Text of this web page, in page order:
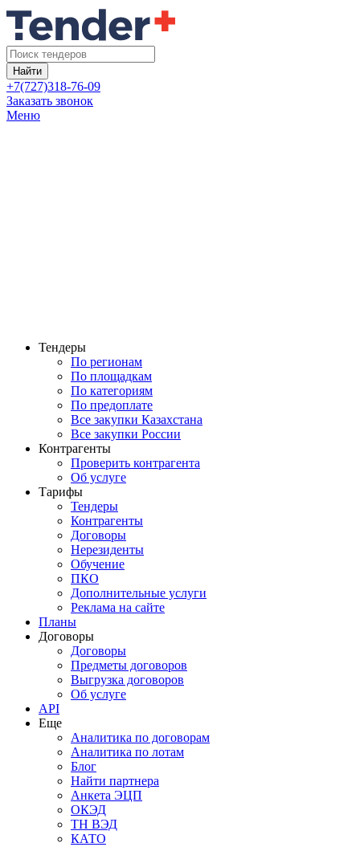
Найти
+7(727)318-76-09
Заказать звонок
Меню
Тендеры
По регионам
По площадкам
По категориям
По предоплате
Все закупки Казахстана
Все закупки России
Контрагенты
Проверить контрагента
Об услуге
Тарифы
Тендеры
Контрагенты
Договоры
Нерезиденты
Обучение
ПКО
Дополнительные услуги
Реклама на сайте
Планы
Договоры
Договоры
Предметы договоров
Выгрузка договоров
Об услуге
API
Еще
Аналитика по договорам
Аналитика по лотам
Блог
Найти партнера
Анкета ЭЦП
ОКЭД
ТН ВЭД
КАТО